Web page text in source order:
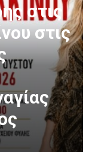
στις
στις